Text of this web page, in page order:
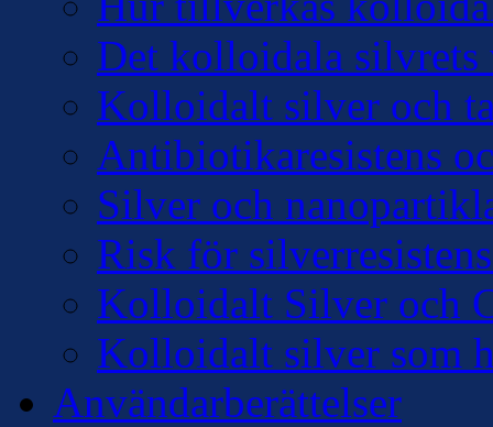
Det kolloidala silvrets
Kolloidalt silver och
Antibiotikaresistens
Silver och
Risk för
Kolloidalt Silver och
Kolloidalt silver som
Användarberättelser